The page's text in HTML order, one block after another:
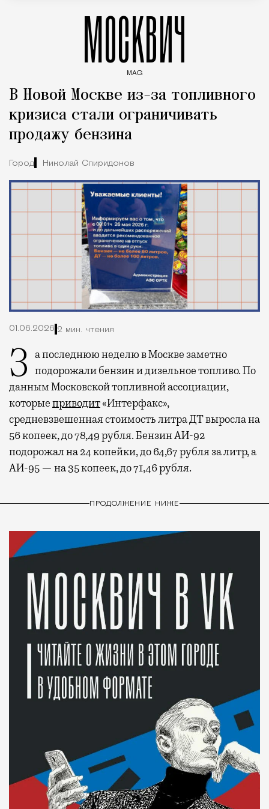
МОСКВИЧ
MAG
В Новой Москве из-за топливного
кризиса стали ограничивать
продажу бензина
Город Николай Спиридонов
01.06.2026 2 мин. чтения
За последнюю неделю в Москве заметно подорожали бензин и дизельное топливо. По
данным Московской топливной ассоциации,
которыеприводит«Интерфакс»,
средневзвешенная стоимость литра ДТ выросла на
56 копеек, до 78,49 рубля. Бензин АИ-92
подорожал на 24 копейки, до 64,67 рубля за литр, а
АИ-95 — на 35 копеек, до 71,46 рубля.
ПРОДОЛЖЕНИЕ НИЖЕ